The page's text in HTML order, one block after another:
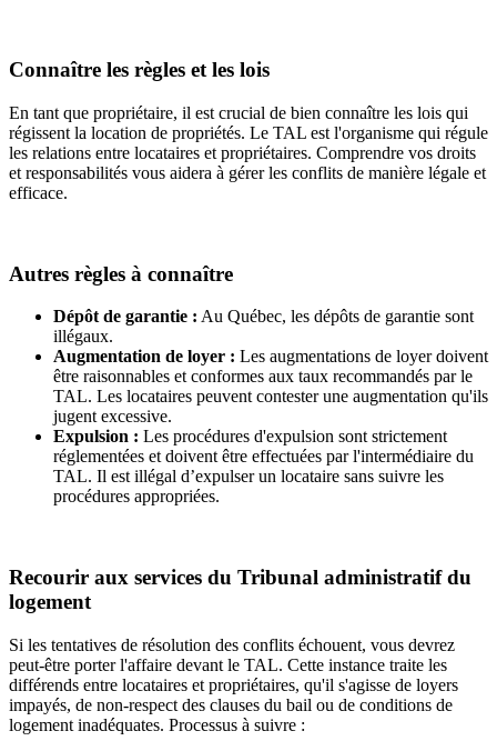
Connaître les règles et les lois
En tant que propriétaire, il est crucial de bien connaître les lois qui
régissent la location de propriétés. Le TAL est l'organisme qui régule
les relations entre locataires et propriétaires. Comprendre vos droits
et responsabilités vous aidera à gérer les conflits de manière légale et
efficace.
Autres règles à connaître
Dépôt de garantie : Au Québec, les dépôts de garantie sont
illégaux.
Augmentation de loyer : Les augmentations de loyer doivent
être raisonnables et conformes aux taux recommandés par le
TAL. Les locataires peuvent contester une augmentation qu'ils
jugent excessive.
Expulsion : Les procédures d'expulsion sont strictement
réglementées et doivent être effectuées par l'intermédiaire du
TAL. Il est illégal d’expulser un locataire sans suivre les
procédures appropriées.
Recourir aux services du Tribunal administratif du
logement
Si les tentatives de résolution des conflits échouent, vous devrez
peut-être porter l'affaire devant le TAL. Cette instance traite les
différends entre locataires et propriétaires, qu'il s'agisse de loyers
impayés, de non-respect des clauses du bail ou de conditions de
logement inadéquates. Processus à suivre :